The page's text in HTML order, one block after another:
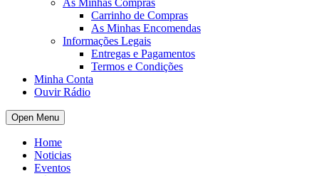
As Minhas Compras
Carrinho de Compras
As Minhas Encomendas
Informações Legais
Entregas e Pagamentos
Termos e Condições
Minha Conta
Ouvir Rádio
Open Menu
Home
Noticias
Eventos